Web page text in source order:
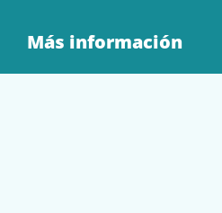
Más información